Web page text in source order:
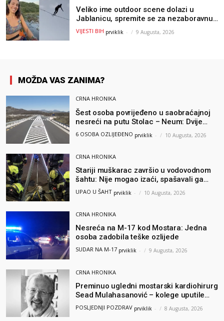
Veliko ime outdoor scene dolazi u
Jablanicu, spremite se za nezaboravnu
avanturu (VIDEO) !
VIJESTI BIH prviklik - 9 Augusta, 2026
MOŽDA VAS ZANIMA?
CRNA HRONIKA
Šest osoba povrijeđeno u saobraćajnoj
nesreći na putu Stolac – Neum: Dvije
osobe zadobile teške tjelesne povrede
6 OSOBA OZLIJEĐENO prviklik - 10 Augusta, 2026
CRNA HRONIKA
Stariji muškarac završio u vodovodnom
šahtu: Nije mogao izaći, spašavali ga
vatrogasci
UPAO U ŠAHT prviklik - 10 Augusta, 2026
CRNA HRONIKA
Nesreća na M-17 kod Mostara: Jedna
osoba zadobila teške ozlijede
SUDAR NA M-17 prviklik - 9 Augusta, 2026
CRNA HRONIKA
Preminuo ugledni mostarski kardiohirurg
Sead Mulahasanović – kolege uputile
emotivnu oproštajnu poruku
POSLJEDNJI POZDRAV prviklik - 8 Augusta, 2026